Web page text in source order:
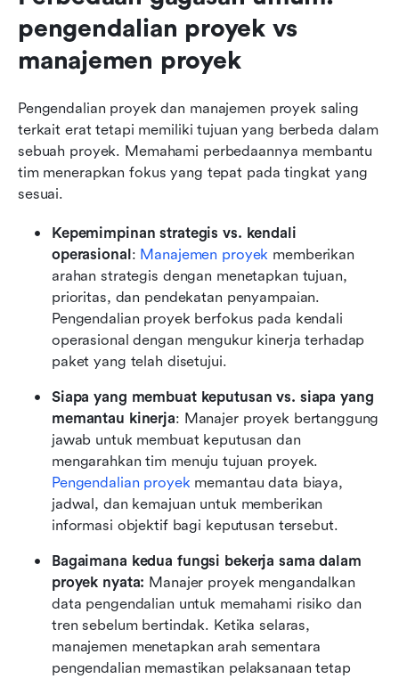
pengendalian proyek vs
manajemen proyek
Pengendalian proyek dan manajemen proyek saling
terkait erat tetapi memiliki tujuan yang berbeda dalam
sebuah proyek. Memahami perbedaannya membantu
tim menerapkan fokus yang tepat pada tingkat yang
sesuai.
Kepemimpinan strategis vs. kendali
operasional: Manajemen proyek memberikan
arahan strategis dengan menetapkan tujuan,
prioritas, dan pendekatan penyampaian.
Pengendalian proyek berfokus pada kendali
operasional dengan mengukur kinerja terhadap
paket yang telah disetujui.
Siapa yang membuat keputusan vs. siapa yang
memantau kinerja: Manajer proyek bertanggung
jawab untuk membuat keputusan dan
Pengendalian proyek memantau data biaya,
jadwal, dan kemajuan untuk memberikan
informasi objektif bagi keputusan tersebut.
Bagaimana kedua fungsi bekerja sama dalam
proyek nyata: Manajer proyek mengandalkan
data pengendalian untuk memahami risiko dan
tren sebelum bertindak. Ketika selaras,
manajemen menetapkan arah sementara
pengendalian memastikan pelaksanaan tetap